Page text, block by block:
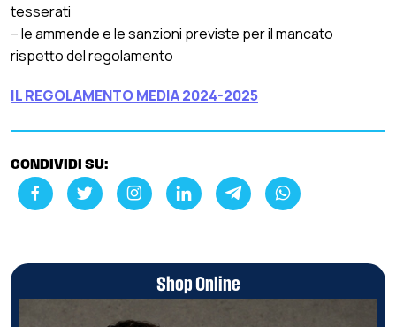
tesserati
– le ammende e le sanzioni previste per il mancato
rispetto del regolamento
IL REGOLAMENTO MEDIA 2024-2025
CONDIVIDI SU:
Shop Online